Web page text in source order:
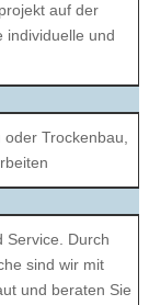
auf der
individuelle und
Trockenbau,
Service. Durch
sind wir mit
und beraten Sie